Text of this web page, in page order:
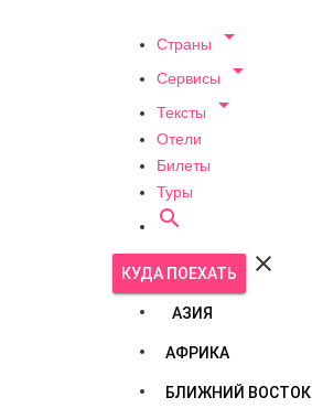
Страны 
Сервисы 
Тексты 
Отели
Билеты
Туры

КУДА ПОЕХАТЬ 
АЗИЯ
АФРИКА
БЛИЖНИЙ ВОСТОК